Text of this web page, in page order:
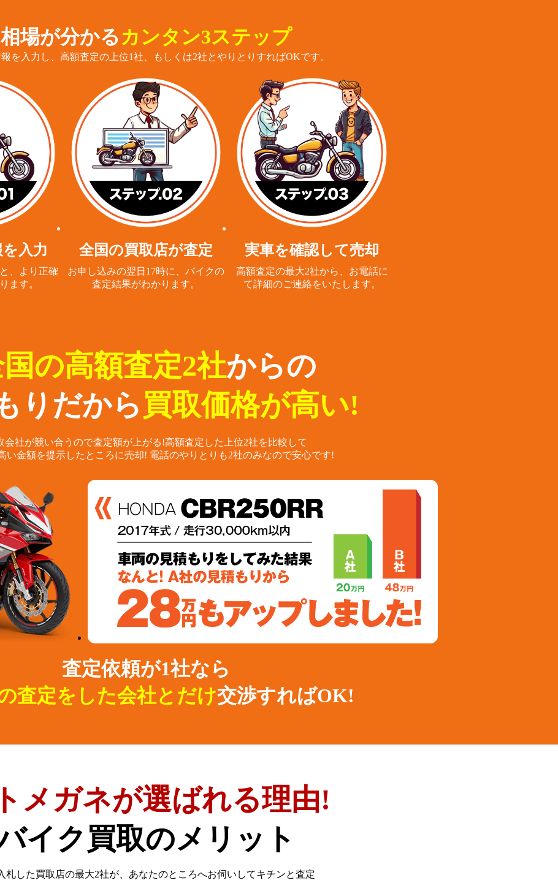
相場が分かる カンタン3ステップ
を入力し、高額査定の上位1社、もしくは2社とやりとりすればOKです。
入力
、 より正確
ます。
全国の買取店が査定
お申し込みの翌日17時に、 バイクの
査定結果がわかります。
実車を確認して売却
高額査定の最大2社から、 お電話に
て詳細のご連絡をいたします。
の高額査定2社からの
りだから 買取価格が高い!
会社が競い合うので査定額が上がる!高額査定した上位2社を比較して
い金額を提示したところに売却! 電話のやりとりも2社のみなので安心です!
査定依頼が1社なら
査定をした会社とだけ交渉すればOK!
メガネが選ばれる理由!
イク買取のメリット
札した買取店の最大2社が、 あなたのところへお伺いしてキチンと査定